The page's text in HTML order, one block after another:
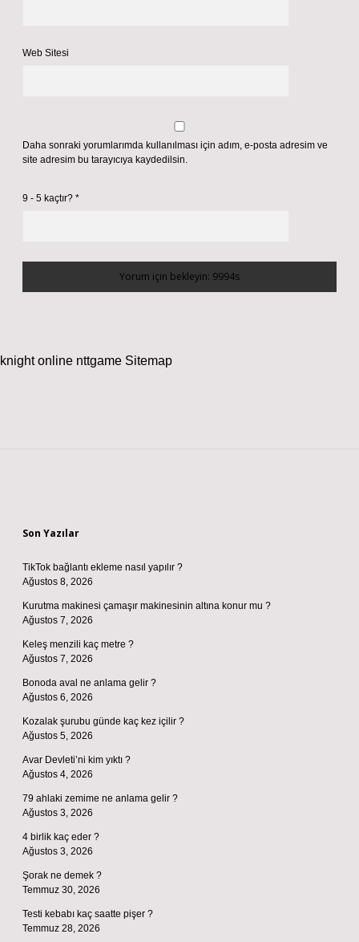
Web Sitesi
Daha sonraki yorumlarımda kullanılması için adım, e-posta adresim ve
site adresim bu tarayıcıya kaydedilsin.
9 - 5 kaçtır? *
knight online nttgame Sitemap
Son Yazılar
TikTok bağlantı ekleme nasıl yapılır ?
Ağustos 8, 2026
Kurutma makinesi çamaşır makinesinin altına konur mu ?
Ağustos 7, 2026
Keleş menzili kaç metre ?
Ağustos 7, 2026
Bonoda aval ne anlama gelir ?
Ağustos 6, 2026
Kozalak şurubu günde kaç kez içilir ?
Ağustos 5, 2026
Avar Devleti’ni kim yıktı ?
Ağustos 4, 2026
79 ahlaki zemime ne anlama gelir ?
Ağustos 3, 2026
4 birlik kaç eder ?
Ağustos 3, 2026
Şorak ne demek ?
Temmuz 30, 2026
Testi kebabı kaç saatte pişer ?
Temmuz 28, 2026